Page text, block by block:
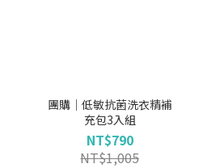
團購｜低敏抗菌洗衣精補
充包3入組
NT$790
NT$1,005